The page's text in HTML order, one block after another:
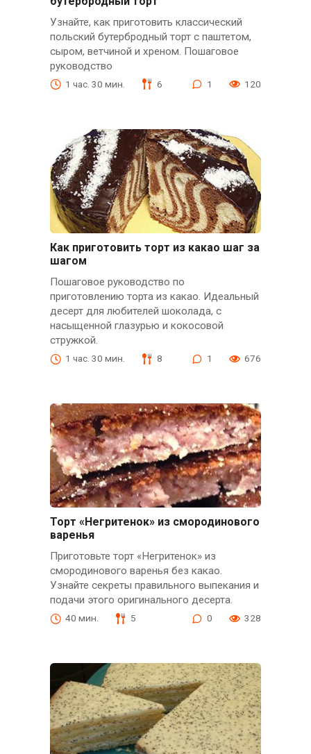
Узнайте, как приготовить классический
польский бутербродный торт с паштетом,
сыром, ветчиной и хреном. Пошаговое
руководство
1 час. 30 мин. 6 1 120
Как приготовить торт из какао шаг за
шагом
Пошаговое руководство по
приготовлению торта из какао. Идеальный
десерт для любителей шоколада, с
насыщенной глазурью и кокосовой
стружкой.
1 час. 30 мин. 8 1 676
Торт «Негритенок» из смородинового
варенья
Приготовьте торт «Негритенок» из
смородинового варенья без какао.
Узнайте секреты правильного выпекания и
подачи этого оригинального десерта.
40 мин. 5 0 328